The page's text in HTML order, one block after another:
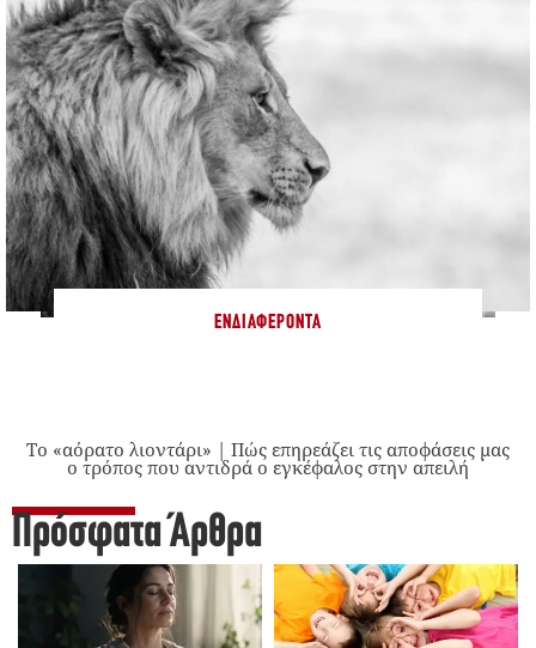
ΕΝΔΙΑΦΈΡΟΝΤΑ
Το «αόρατο λιοντάρι» | Πώς επηρεάζει τις αποφάσεις μας
ο τρόπος που αντιδρά ο εγκέφαλος στην απειλή
Πρόσφατα Άρθρα